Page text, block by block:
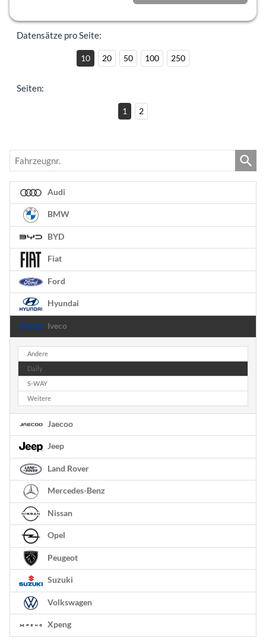
Datensätze pro Seite:
10 20 50 100 250
Seiten:
1 2
Fahrzeugnr.
Audi
BMW
BYD
Fiat
Ford
Hyundai
Iveco
Andere
Daily
S-WAY
Weitere
Jaecoo
Jeep
Land Rover
Mercedes-Benz
Nissan
Opel
Peugeot
Suzuki
Volkswagen
Xpeng